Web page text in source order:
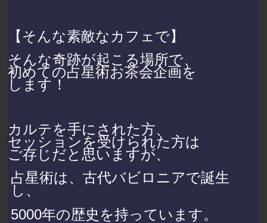
【そんな素敵なカフェで】
そんな奇跡が起こる場所で、
初めての占星術お茶会企画を
します！
カルテを手にされた方、
セッションを受けられた方は
ご存じだと思いますが、
占星術は、古代バビロニアで誕生
し、
5000年の歴史を持っています。